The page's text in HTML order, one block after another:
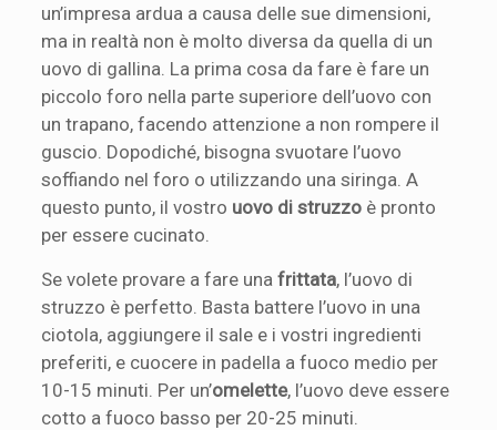
un’impresa ardua a causa delle sue dimensioni,
ma in realtà non è molto diversa da quella di un
uovo di gallina. La prima cosa da fare è fare un
piccolo foro nella parte superiore dell’uovo con
un trapano, facendo attenzione a non rompere il
guscio. Dopodiché, bisogna svuotare l’uovo
soffiando nel foro o utilizzando una siringa. A
questo punto, il vostro uovo di struzzo è pronto
per essere cucinato.
Se volete provare a fare unafrittata, l’uovo di
struzzo è perfetto. Basta battere l’uovo in una
ciotola, aggiungere il sale e i vostri ingredienti
preferiti, e cuocere in padella a fuoco medio per
10-15 minuti. Per un’omelette, l’uovo deve essere
cotto a fuoco basso per 20-25 minuti.